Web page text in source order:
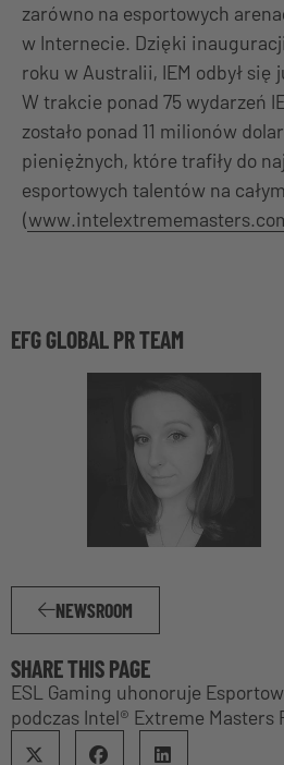
zarówno na esportowych
w Internecie. Dzięki
roku w Australii, IEM odbył się
W trakcie ponad 75 wydarzeń
zostało ponad 11 milionów
pieniężnych, które trafiły do
esportowych talentów na
(
EFG GLOBAL PR TEAM
NEWSROOM
SHARE THIS PAGE
ESL Gaming uhonoruje
podczas Intel® Extreme Masters